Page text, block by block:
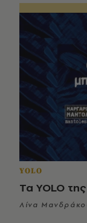
YOLO
Τα YOLO
Λίνα